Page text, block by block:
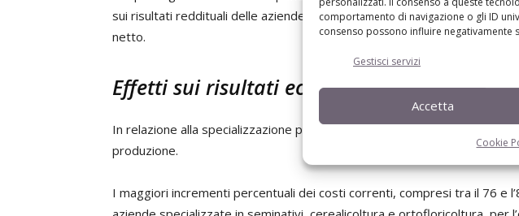
comportamento di navigazione o gli ID
consenso possono influire negativamente
Gestisci servizi
Accetta
Cookie
sui risultati reddituali delle aziende agricole esaminate, sia a livello di
netto.
Effetti sui risultati economici aziendali
In relazione alla specializzazione produttiva, si registrano diversi effetti
produzione.
I maggiori incrementi percentuali dei costi correnti, compresi tra il 76 e